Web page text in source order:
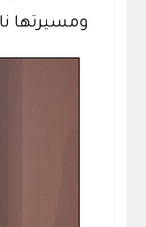
ومسيرتها